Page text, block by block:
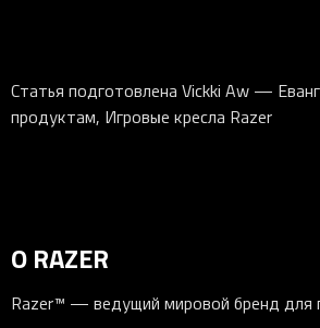
Статья подготовлена Vickki Aw —
продуктам, Игровые кресла Razer
О RAZER
Razer™ — ведущий мировой бренд для